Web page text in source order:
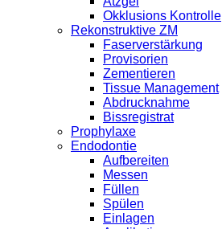
Okklusions Kontrolle
Rekonstruktive ZM
Faserverstärkung
Provisorien
Zementieren
Tissue Management
Abdrucknahme
Bissregistrat
Prophylaxe
Endodontie
Aufbereiten
Messen
Füllen
Spülen
Einlagen